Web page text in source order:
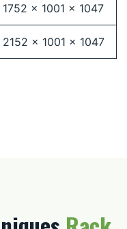
1752 x 1001 x 1047
2152 x 1001 x 1047